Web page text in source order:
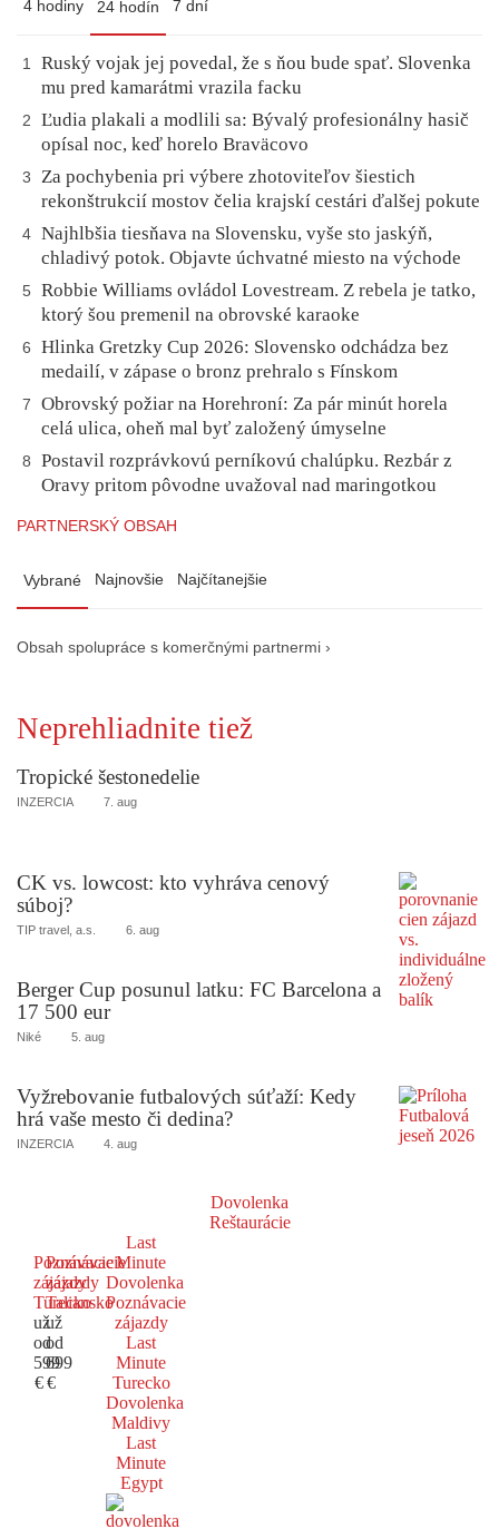
4 hodiny 24 hodín 7 dní
1
Ruský vojak jej povedal, že s ňou bude spať. Slovenka
mu pred kamarátmi vrazila facku
2
Ľudia plakali a modlili sa: Bývalý profesionálny hasič
opísal noc, keď horelo Braväcovo
3
Za pochybenia pri výbere zhotoviteľov šiestich
rekonštrukcií mostov čelia krajskí cestári ďalšej pokute
4 Najhlbšia tiesňava na Slovensku, vyše sto jaskýň,
chladivý potok. Objavte úchvatné miesto na východe
5
Robbie Williams ovládol Lovestream. Z rebela je tatko,
ktorý šou premenil na obrovské karaoke
6
Hlinka Gretzky Cup 2026: Slovensko odchádza bez
medailí, v zápase o bronz prehralo s Fínskom
7
Obrovský požiar na Horehroní: Za pár minút horela
celá ulica, oheň mal byť založený úmyselne
8
Postavil rozprávkovú perníkovú chalúpku. Rezbár z
Oravy pritom pôvodne uvažoval nad maringotkou
PARTNERSKÝ OBSAH
Vybrané Najnovšie Najčítanejšie
Obsah spolupráce s komerčnými partnermi ›
Neprehliadnite tiež
Tropické šestonedelie
INZERCIA 7. aug
CK vs. lowcost: kto vyhráva cenový
súboj?
TIP travel, a.s. 6. aug
Berger Cup posunul latku: FC Barcelona a
17 500 eur
Niké 5. aug
Vyžrebovanie futbalových súťaží: Kedy
hrá vaše mesto či dedina?
INZERCIA 4. aug
Dovolenka
Reštaurácie
Poznávacie
zájazdy
Turecko
už
od
599
€
Poznávacie
zájazdy
Taliansko
už
od
699
€
Last
Minute
Dovolenka
Poznávacie
zájazdy
Last
Minute
Turecko
Dovolenka
Maldivy
Last
Minute
Egypt